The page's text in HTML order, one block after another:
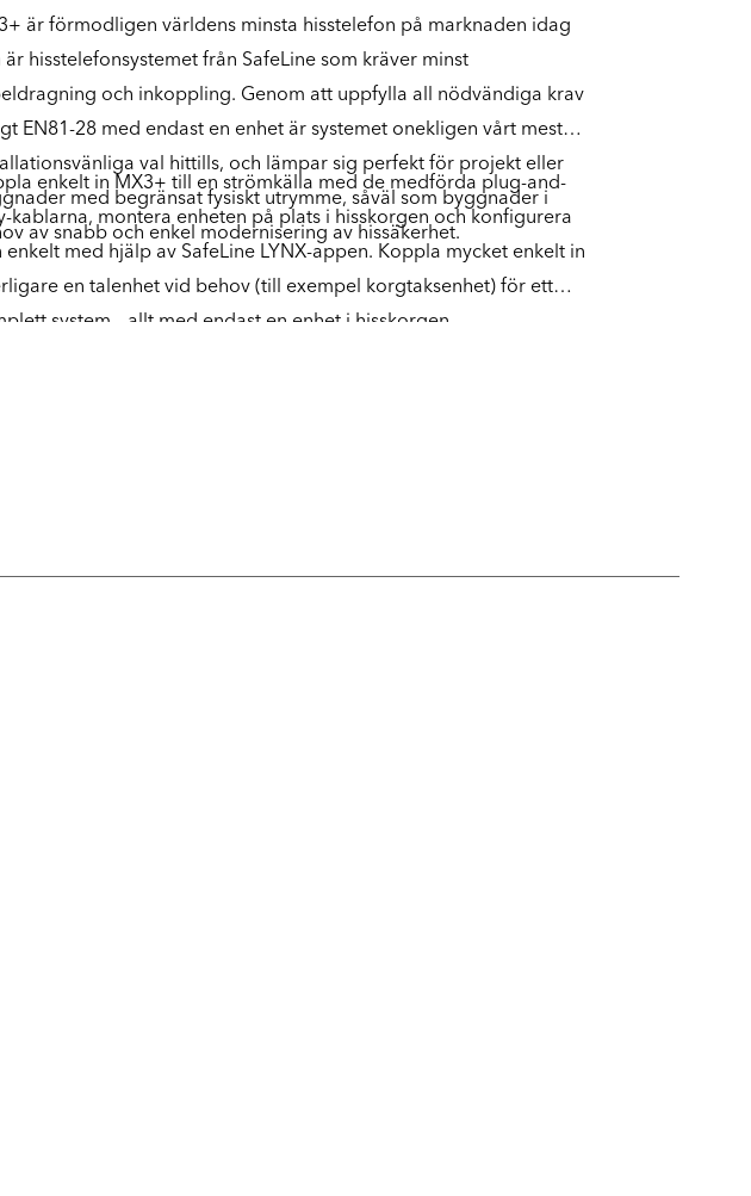
är förmodligen världens minsta hisstelefon på marknaden idag
är hisstelefonsystemet från SafeLine som kräver minst
och inkoppling. Genom att uppfylla all nödvändiga krav
EN81-28 med endast en enhet är systemet onekligen vårt mest
val hittills, och lämpar sig perfekt för projekt eller
med begränsat fysiskt utrymme, såväl som byggnader i
av snabb och enkel modernisering av hissäkerhet.
enkelt in MX3+ till en strömkälla med de medförda plug-and-
kablarna, montera enheten på plats i hisskorgen och konfigurera
enkelt med hjälp av SafeLine LYNX-appen. Koppla mycket enkelt in
en talenhet vid behov (till exempel korgtaksenhet) för ett
system – allt med endast en enhet i hisskorgen.